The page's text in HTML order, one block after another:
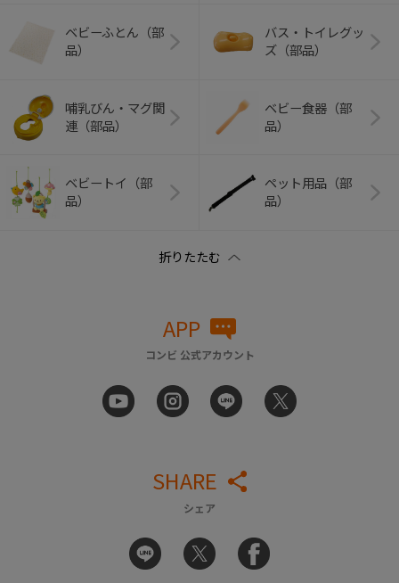
ベビーふとん（部
品）
バス・トイレグッ
ズ（部品）
哺乳びん・マグ関
連（部品）
ベビー食器（部
品）
ベビートイ（部
品）
ペット用品（部
品）
APP
コンビ 公式アカウント
SHARE
シェア